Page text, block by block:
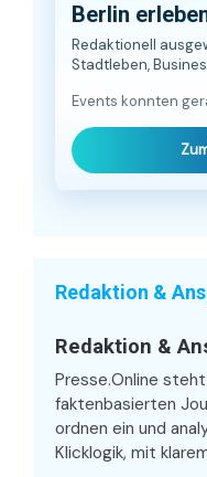
Berlin
Redaktionell
Stadtleben,
Events konnten
Redaktion &
Redaktion &
Presse.Online
faktenbasierten
ordnen ein und
Klicklogik, mit